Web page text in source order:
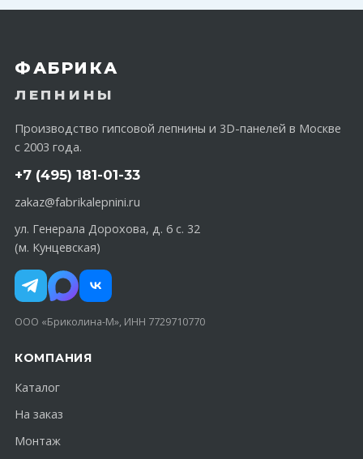
ФАБРИКА
ЛЕПНИНЫ
Производство гипсовой лепнины и 3D-панелей в Москве
с 2003 года.
+7 (495) 181-01-33
zakaz@fabrikalepnini.ru
ул. Генерала Дорохова, д. 6 с. 32
(м. Кунцевская)
ООО «Бриколина-М», ИНН 7729710770
КОМПАНИЯ
Каталог
На заказ
Монтаж